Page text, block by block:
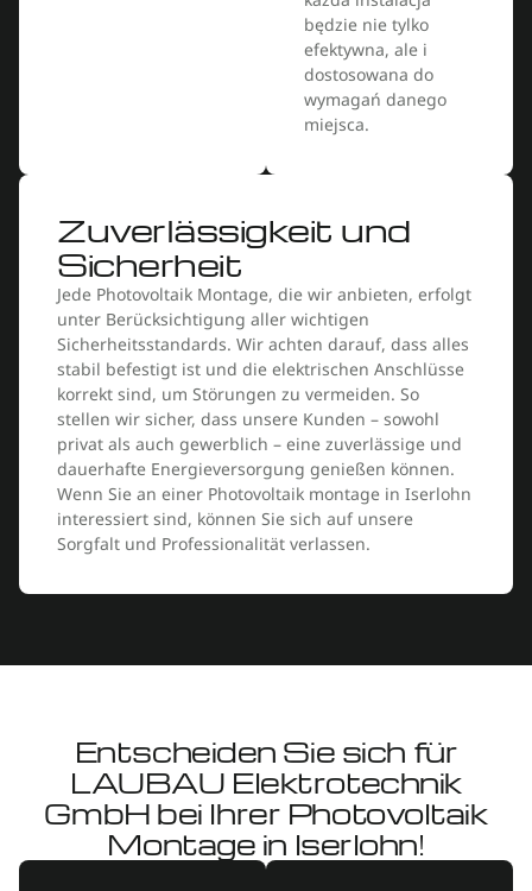
będzie nie tylko
efektywna, ale i
dostosowana do
wymagań danego
miejsca.
Zuverlässigkeit und
Sicherheit
Jede Photovoltaik Montage, die wir anbieten, erfolgt
unter Berücksichtigung aller wichtigen
Sicherheitsstandards. Wir achten darauf, dass alles
stabil befestigt ist und die elektrischen Anschlüsse
korrekt sind, um Störungen zu vermeiden. So
stellen wir sicher, dass unsere Kunden – sowohl
privat als auch gewerblich – eine zuverlässige und
dauerhafte Energieversorgung genießen können.
Wenn Sie an einer Photovoltaik montage in Iserlohn
interessiert sind, können Sie sich auf unsere
Sorgfalt und Professionalität verlassen.
Entscheiden Sie sich für
LAUBAU Elektrotechnik
GmbH bei Ihrer Photovoltaik
Montage in Iserlohn!